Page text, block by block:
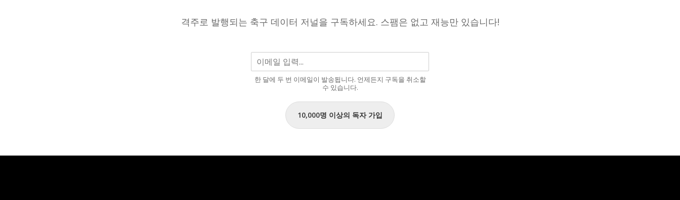
격주로 발행되는 축구 데이터 저널을 구독하세요. 스팸은 없고 재능만 있습니다!
한 달에 두 번 이메일이 발송됩니다. 언제든지 구독을 취소할
수 있습니다.
10,000명 이상의 독자 가입